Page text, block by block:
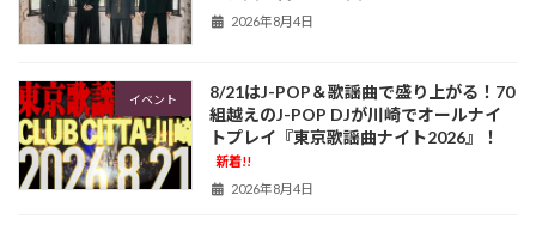
2026年8月4日
イベント
8/21はJ-POP＆歌謡曲で盛り上がる！70
組越えのJ-POP DJが川崎でオールナイ
トプレイ『東京歌謡曲ナイト2026』！
新着!!
2026年8月4日